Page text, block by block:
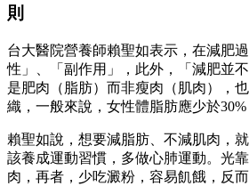
則
台大醫院營養師賴聖如表示，在減肥
性」、「副作用」，此外，「減肥並
是肥肉（脂肪）而非瘦肉（肌肉），
織，一般來說，女性體脂肪應少於30%
賴聖如說，想要減脂肪、不減肌肉，
該養成運動習慣，多做心肺運動。光
肉，再者，少吃澱粉，容易飢餓，反